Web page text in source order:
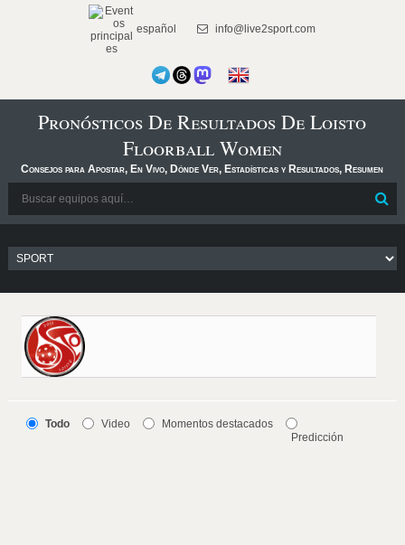
español info@live2sport.com
Pronósticos De Resultados De Loisto
Floorball Women
Consejos para Apostar, En Vivo, Dónde Ver, Estadísticas y Resultados, Resumen
Todo Video
Momentos destacados
Predicción